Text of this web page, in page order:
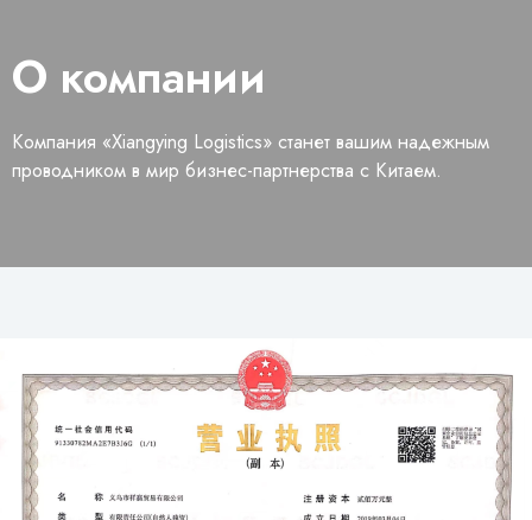
О компании
Компания «Хiangying Logistics» станет вашим надежным
проводником в мир бизнес-партнерства с Китаем.